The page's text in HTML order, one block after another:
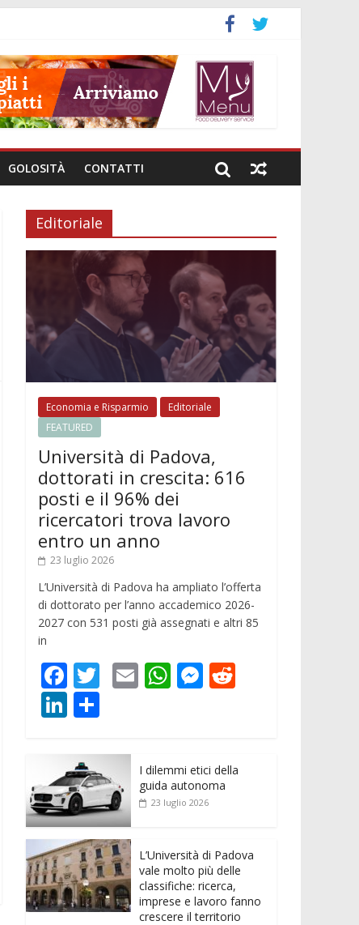
GOLOSITÀ CONTATTI
Editoriale
Economia e Risparmio
Editoriale
FEATURED
Università di Padova,
dottorati in crescita: 616
posti e il 96% dei
ricercatori trova lavoro
entro un anno
23 luglio 2026
L’Università di Padova ha ampliato l’offerta
di dottorato per l’anno accademico 2026-
2027 con 531 posti già assegnati e altri 85
in
F
ac
e
b
o
o
k
T
er
E W
A
p
M
n
g
t
Li
k
e
dI
n
n
di
vi
di
I dilemmi etici della
guida autonoma
23 luglio 2026
L’Università di Padova
vale molto più delle
classifiche: ricerca,
imprese e lavoro fanno
crescere il territorio